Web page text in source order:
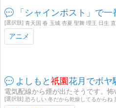
「シャインポスト」で
青天国 春 玉城 杏夏 聖舞 理王 日生
アニメ
よしもと 祇園花月でボヤ
電気配線から煙が出たそうです。怖
恐ろしい 冬だから乾燥してるからね